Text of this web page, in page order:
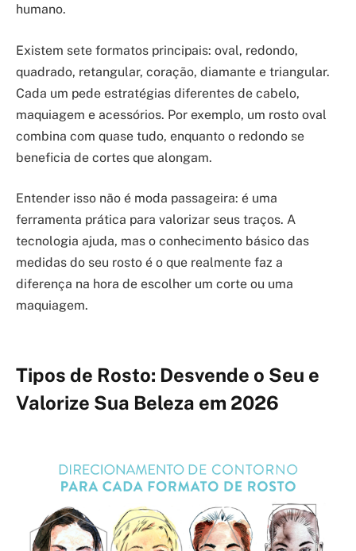
humano.
Existem sete formatos principais: oval, redondo,
quadrado, retangular, coração, diamante e triangular.
Cada um pede estratégias diferentes de cabelo,
maquiagem e acessórios. Por exemplo, um rosto oval
combina com quase tudo, enquanto o redondo se
beneficia de cortes que alongam.
Entender isso não é moda passageira: é uma
ferramenta prática para valorizar seus traços. A
tecnologia ajuda, mas o conhecimento básico das
medidas do seu rosto é o que realmente faz a
diferença na hora de escolher um corte ou uma
maquiagem.
Tipos de Rosto: Desvende o Seu e
Valorize Sua Beleza em 2026